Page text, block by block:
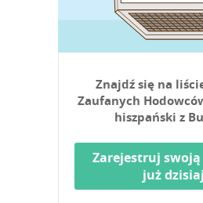
Znajdź się na
Zaufanych
hiszpański z
Zarejestruj
już